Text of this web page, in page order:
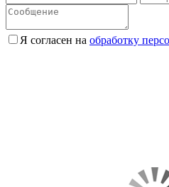
Я согласен на обработку